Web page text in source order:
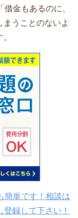
金もあるのに、
うことのないよ
簡単です！相談は
録して下さい！